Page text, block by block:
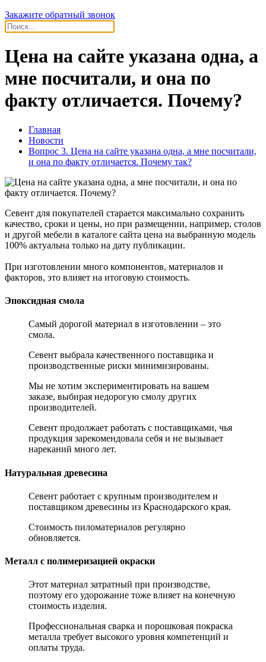
Закажите обратный звонок
Цена на сайте указана одна, а
мне посчитали, и она по
факту отличается. Почему?
Главная
Новости
Вопрос 3. Цена на сайте указана одна, а мне посчитали,
и она по факту отличается. Почему так?
Севент для покупателей старается максимально сохранить
качество, сроки и цены, но при размещении, например, столов
и другой мебели в каталоге сайта цена на выбранную модель
100% актуальна только на дату публикации.
При изготовлении много компонентов, материалов и
факторов, это влияет на итоговую стоимость.
Эпоксидная смола
Самый дорогой материал в изготовлении – это
смола.
Севент выбрала качественного поставщика и
производственные риски минимизированы.
Мы не хотим экспериментировать на вашем
заказе, выбирая недорогую смолу других
производителей.
Севент продолжает работать с поставщиками, чья
продукция зарекомендовала себя и не вызывает
нареканий много лет.
Натуральная древесина
Севент работает с крупным производителем и
поставщиком древесины из Краснодарского края.
Стоимость пиломатериалов регулярно
обновляется.
Металл с полимеризацией окраски
Этот материал затратный при производстве,
поэтому его удорожание тоже влияет на конечную
стоимость изделия.
Профессиональная сварка и порошковая покраска
металла требует высокого уровня компетенций и
оплаты труда.